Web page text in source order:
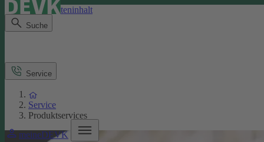
Direkt zum Seiteninhalt
Suche
meineDEVK
Service
Service
Produktservices